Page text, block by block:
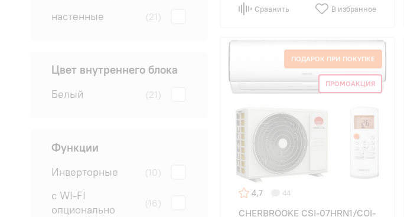
настенные (21)
Цвет внутреннего блока
Белый (21)
Функции
Инверторные (10)
с WI-FI
опционально
(16)
Сравнить В избранное
ПОДАРОК ПРИ ПОКУПКЕ
ПРОМОАКЦИЯ
4,7 44
CHERBROOKE CSI-07HRN1/COI-